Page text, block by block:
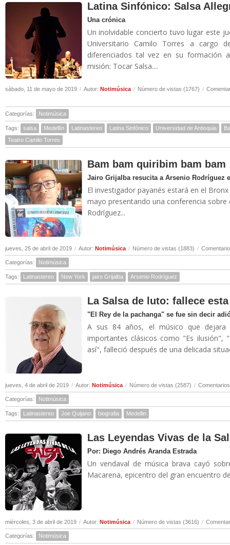
Latina Sinfónico: Salsa
Una crónica
Un inolvidable concierto tuvo lugar este
Universitario Camilo Torres a cargo
diferenciados tal vez en su formación
misión: Tocar Salsa....
sábado, 11 de mayo de 2019 / Autor: Notimúsica / Número de vistas (1767) /
Categorías: Notimúsica
Tags: salsa Medellín Latinastereo Latina Sinfónico Universidad de Antioquia
Teatro Camilo Torres
Bam bam quiribim bam bam
Jairo Grijalba resucita a Arsenio Rodríguez
El investigador payanés estará en el
mayo presentando una conferencia
Rodríguez...
jueves, 25 de abril de 2019 / Autor: Notimúsica / Número de vistas (1883) /
Categorías: Notimúsica
Tags: Latinastereo New York jairo Grijalba Arsenio Rodríguez
La Salsa de luto: fallece
"El Rey de la pachanga" se fue sin decir
A sus 84 años, el músico que
importantes clásicos como "Es ilusión",
así", falleció después de una delicada
jueves, 4 de abril de 2019 / Autor: Notimúsica / Número de vistas (2587) /
Categorías: Notimúsica
Tags: Latinastereo Joe Quijano biografia Medellin
Las Leyendas Vivas de la
Por: Diego Andrés Aranda Estrada
Un vendaval de música brava cayó
Macarena, epicentro del gran encuentro
miércoles, 3 de abril de 2019 / Autor: Notimúsica / Número de vistas (3616) /
Categorías: Notimúsica